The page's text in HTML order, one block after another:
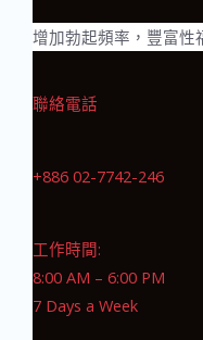
增加勃起頻率，豐富性
聯絡電話
+886 02-7742-246
工作時間:
8:00 AM – 6:00 PM
7 Days a Week